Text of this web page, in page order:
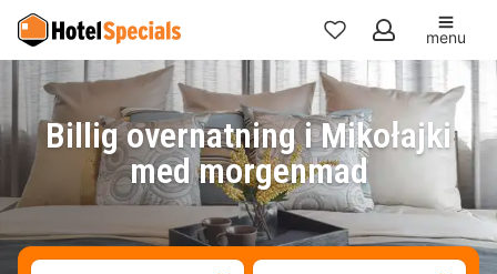
Mine
favoritter
menu
Billig overnatning i Mikołajki
med morgenmad